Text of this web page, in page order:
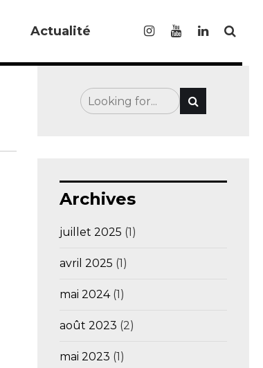
Actualité
Archives
juillet 2025 (1)
avril 2025 (1)
mai 2024(1)
août 2023 (2)
mai 2023 (1)